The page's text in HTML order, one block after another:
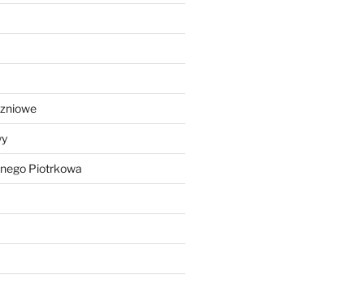
Piotrkowa